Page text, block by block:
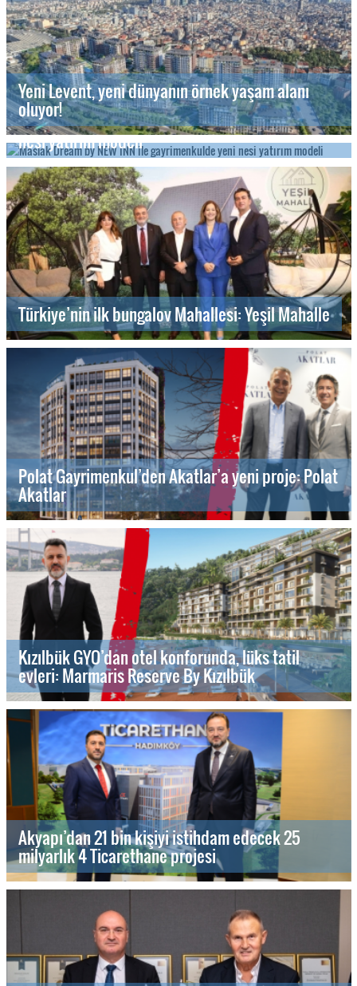
Yeni Levent, yeni dünyanın örnek yaşam alanı
oluyor!
Maslak Dream by NEW INN ile gayrimenkulde yeni
nesi yatırım modeli
Türkiye’nin ilk bungalov Mahallesi: Yeşil Mahalle
Polat Gayrimenkul’den Akatlar’a yeni proje: Polat
Akatlar
Kızılbük GYO’dan otel konforunda, lüks tatil
evleri: Marmaris Reserve By Kızılbük
Akyapı’dan 21 bin kişiyi istihdam edecek 25
milyarlık 4 Ticarethane projesi